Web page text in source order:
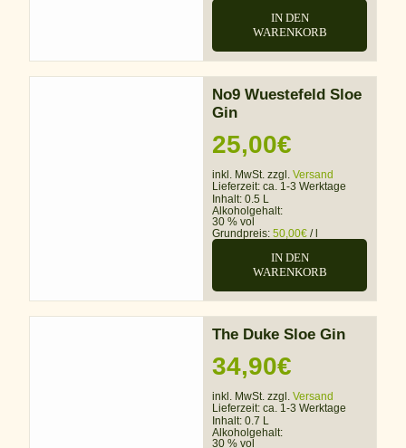
IN DEN
WARENKORB
No9 Wuestefeld Sloe
Gin
25,00€
inkl. MwSt. zzgl. Versand
Lieferzeit: ca. 1-3 Werktage
Inhalt: 0.5 L
Alkoholgehalt:
30 % vol
Grundpreis: 50,00€ /l
IN DEN
WARENKORB
The Duke Sloe Gin
34,90€
inkl. MwSt. zzgl. Versand
Lieferzeit: ca. 1-3 Werktage
Inhalt: 0.7 L
Alkoholgehalt:
30 % vol